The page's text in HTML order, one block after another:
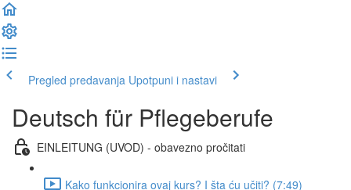
Pregled predavanja Upotpuni i nastavi
Deutsch für Pflegeberufe
EINLEITUNG (UVOD) - obavezno pročitati
Kako funkcionira ovaj kurs? I šta ću učiti? (7:49)